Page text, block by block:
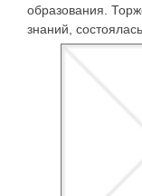
образования.
знаний,